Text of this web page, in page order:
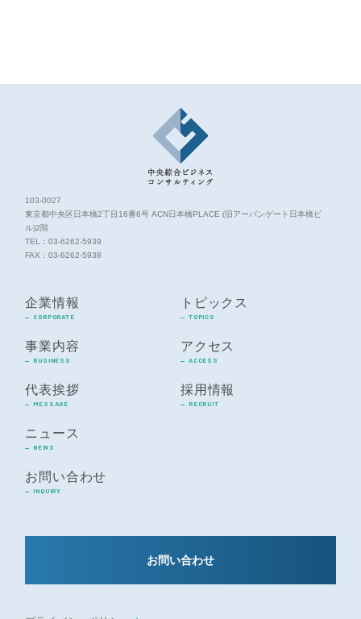
103-0027
東京都中央区日本橋2丁目16番6号 ACN日本橋PLACE (旧アーバンゲート日本橋ビ
ル)2階
TEL：03-6262-5939
FAX：03-6262-5938
企業情報
CORPORATE
トピックス
TOPICS
事業内容
BUSINESS
アクセス
ACCESS
代表挨拶
MESSAGE
採用情報
RECRUIT
ニュース
NEWS
お問い合わせ
INQUIRY
お問い合わせ